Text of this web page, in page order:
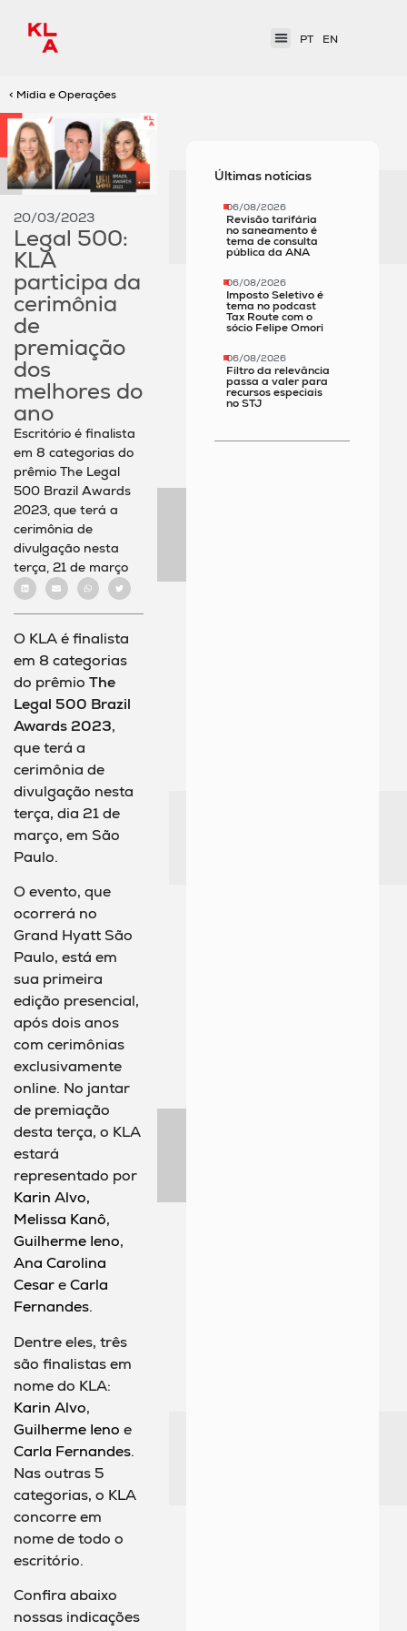
PT EN
< Mídia e Operações
20/03/2023
Legal 500:
KLA
participa da
cerimônia
de
premiação
dos
melhores do
ano
Escritório é finalista
em 8 categorias do
prêmio The Legal
500 Brazil Awards
2023, que terá a
cerimônia de
divulgação nesta
terça, 21 de março
O KLA é finalista
em 8 categorias
do prêmio The
Legal 500 Brazil
Awards 2023,
que terá a
cerimônia de
divulgação nesta
terça, dia 21 de
março, em São
Paulo.
O evento, que
ocorrerá no
Grand Hyatt São
Paulo, está em
sua primeira
edição presencial,
após dois anos
com cerimônias
exclusivamente
online. No jantar
de premiação
desta terça, o KLA
estará
representado por
Karin Alvo,
Melissa Kanô,
Guilherme Ieno,
Ana Carolina
CesareCarla
Fernandes.
Dentre eles, três
são finalistas em
nome do KLA:
Karin Alvo,
Guilherme Ieno e
Carla Fernandes.
Nas outras 5
categorias, o KLA
concorre em
nome de todo o
escritório.
Confira abaixo
nossas indicações
Últimas notícias
06/08/2026
Revisão tarifária
no saneamento é
tema de consulta
pública da ANA
06/08/2026
Imposto Seletivo é
tema no podcast
Tax Route com o
sócio Felipe Omori
06/08/2026
Filtro da relevância
passa a valer para
recursos especiais
no STJ